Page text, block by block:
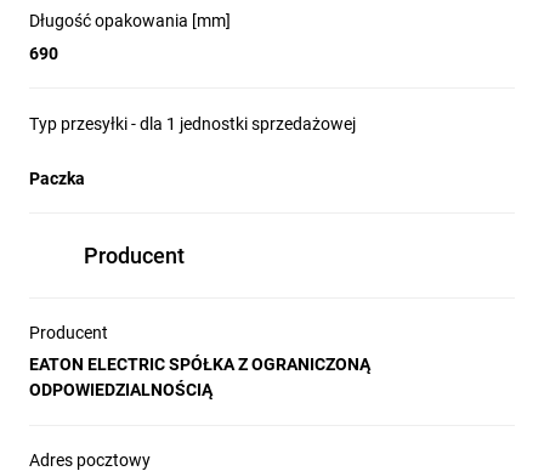
Długość opakowania [mm]
690
Typ przesyłki - dla 1 jednostki sprzedażowej
Paczka
Producent
Producent
EATON ELECTRIC SPÓŁKA Z OGRANICZONĄ
ODPOWIEDZIALNOŚCIĄ
Adres pocztowy